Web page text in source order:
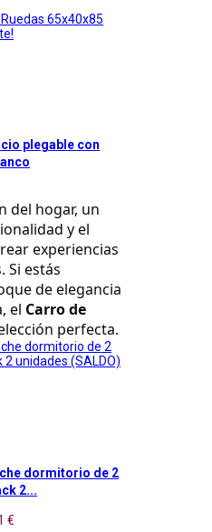
plegable con
del hogar, un
y el
experiencias
Si estás
de elegancia
el Carro de
perfecta.
dormitorio de 2
2...
€